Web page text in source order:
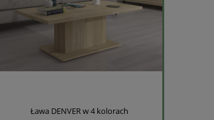
Ława DENVER w 4 kolorach